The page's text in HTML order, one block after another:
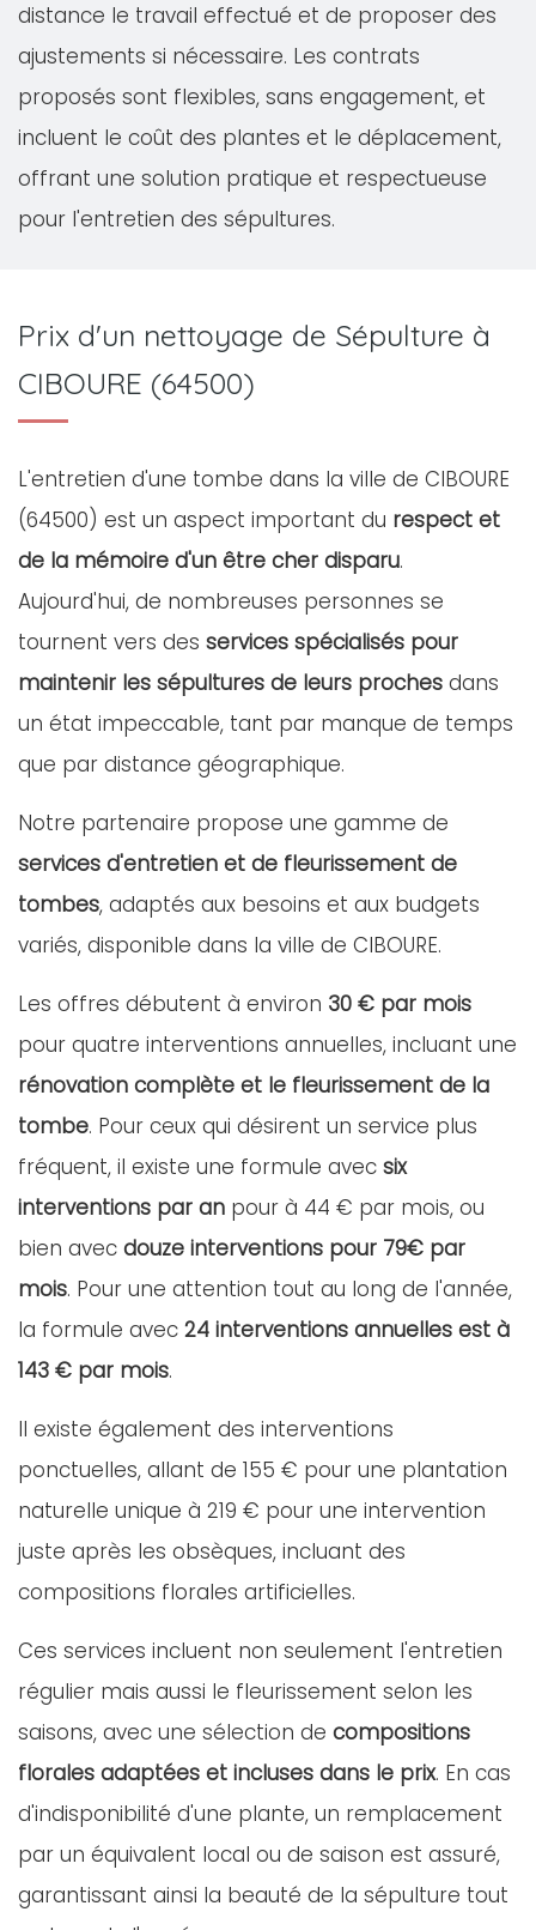
distance le travail effectué et de proposer des
ajustements si nécessaire. Les contrats
proposés sont flexibles, sans engagement, et
incluent le coût des plantes et le déplacement,
offrant une solution pratique et respectueuse
pour l'entretien des sépultures.
Prix d'un nettoyage de Sépulture à
CIBOURE (64500)
L'entretien d'une tombe dans la ville de CIBOURE
(64500) est un aspect important du respect et
de la mémoire d'un être cher disparu.
Aujourd'hui, de nombreuses personnes se
tournent vers des services spécialisés pour
maintenir les sépultures de leurs proches dans
un état impeccable, tant par manque de temps
que par distance géographique.
Notre partenaire propose une gamme de
services d'entretien et de fleurissement de
tombes, adaptés aux besoins et aux budgets
variés, disponible dans la ville de CIBOURE.
Les offres débutent à environ 30 € par mois
pour quatre interventions annuelles, incluant une
rénovation complète et le fleurissement de la
tombe. Pour ceux qui désirent un service plus
fréquent, il existe une formule avec six
interventions par an pour à 44 € par mois, ou
bien avec douze interventions pour 79€ par
mois. Pour une attention tout au long de l'année,
la formule avec 24 interventions annuelles est à
143 € par mois.
Il existe également des interventions
ponctuelles, allant de 155 € pour une plantation
naturelle unique à 219 € pour une intervention
juste après les obsèques, incluant des
compositions florales artificielles.
Ces services incluent non seulement l'entretien
régulier mais aussi le fleurissement selon les
saisons, avec une sélection de compositions
florales adaptées et incluses dans le prix. En cas
d'indisponibilité d'une plante, un remplacement
par un équivalent local ou de saison est assuré,
garantissant ainsi la beauté de la sépulture tout